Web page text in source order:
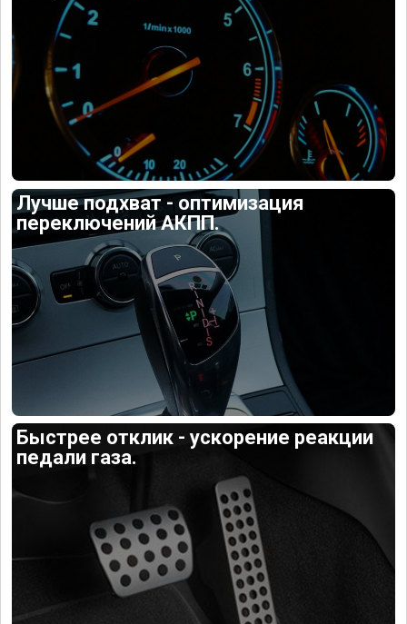
Лучше подхват - оптимизация
переключений АКПП.
Быстрее отклик - ускорение реакции
педали газа.